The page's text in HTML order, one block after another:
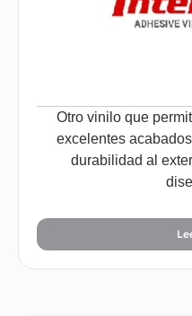
Otro vinilo que
excelentes
durabilidad al